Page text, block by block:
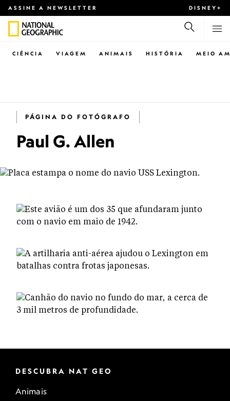
ASSINE A NEWSLETTER DISNEY+
CIÊNCIA VIAGEM ANIMAIS HISTÓRIA MEIO
PÁGINA DO FOTÓGRAFO
Paul G. Allen
DESCUBRA NAT GEO
Animais